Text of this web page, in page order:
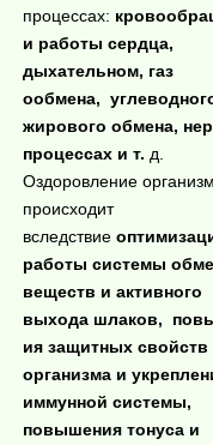
процессах:
и работы сердца,
дыхательном, газ
ообмена, углево
жирового обмена,
процессах и т. д.
Оздоровление
происходит
вследствие
работы системы
веществ и активного
выхода шлаков,
ия защитных свойств
организма и
иммунной системы,
повышения тонуса и